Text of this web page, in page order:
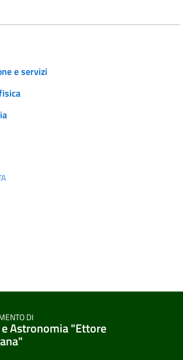
e servizi
DI
Astronomia "Ettore